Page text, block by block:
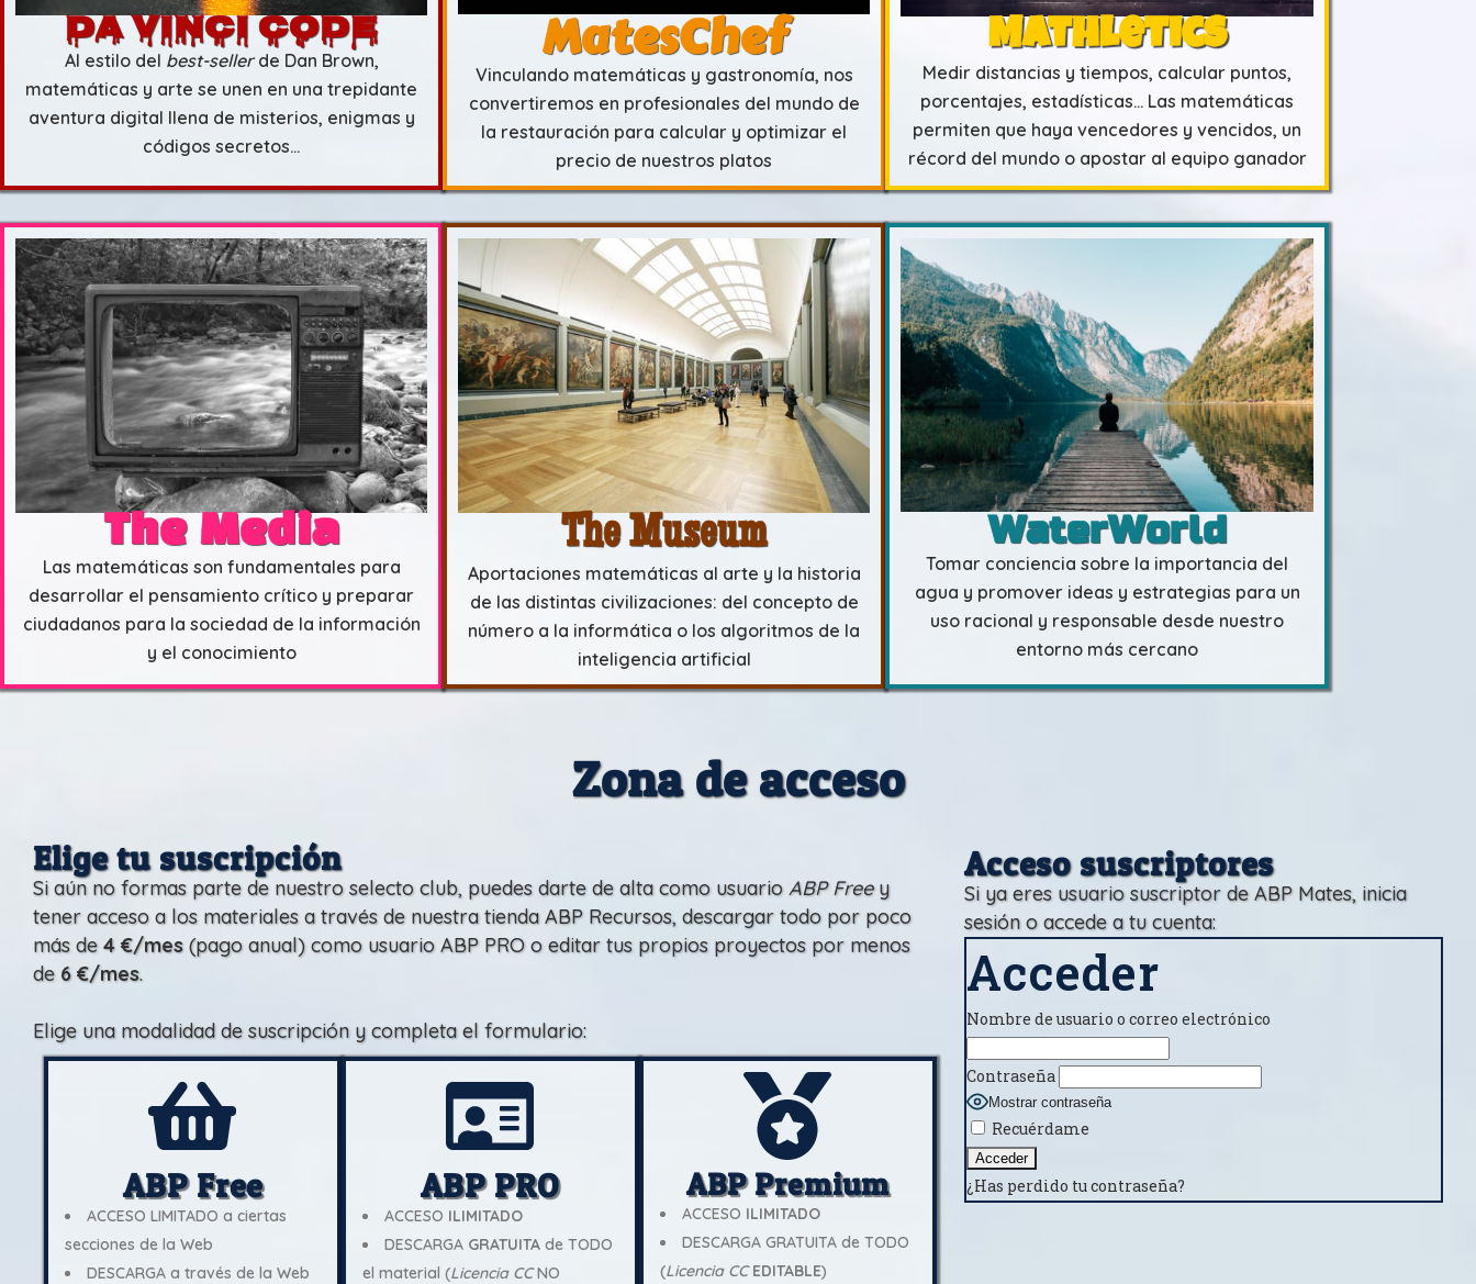
Da Vinci CODE
Al estilo del best-sellerde Dan Brown,
matemáticas y arte se unen en una trepidante
aventura digital llena de misterios, enigmas y
códigos secretos…
MatesChef
Vinculando matemáticas y gastronomía, nos
convertiremos en profesionales del mundo de
la restauración para calcular y optimizar el
precio de nuestros platos
Mathletics
Medir distancias y tiempos, calcular puntos,
porcentajes, estadísticas… Las matemáticas
permiten que haya vencedores y vencidos, un
récord del mundo o apostar al equipo ganador
The Media
Las matemáticas son fundamentales para
desarrollar el pensamiento crítico y preparar
ciudadanos para la sociedad de la información
y el conocimiento
The Museum
Aportaciones matemáticas al arte y la historia
de las distintas civilizaciones: del concepto de
número a la informática o los algoritmos de la
inteligencia artificial
WaterWorld
Tomar conciencia sobre la importancia del
agua y promover ideas y estrategias para un
uso racional y responsable desde nuestro
entorno más cercano
Zona de acceso
Elige tu suscripción
Si aún no formas parte de nuestro selecto club, puedes darte de alta como usuario ABP Freey
tener acceso a los materiales a través de nuestra tienda ABP Recursos, descargar todo por poco
más de 4 €/mes (pago anual) como usuario ABP PRO o editar tus propios proyectos por menos
de 6 €/mes.
Elige una modalidad de suscripción y completa el formulario:
ABP Free
ACCESO LIMITADO a ciertas
secciones de la Web
DESCARGA a través de la Web
ABP PRO
ACCESO ILIMITADO
DESCARGA GRATUITAde TODO
el material (Licencia CCNO
ABP Premium
ACCESO ILIMITADO
DESCARGA GRATUITA de TODO
(Licencia CC EDITABLE)
Acceso suscriptores
Si ya eres usuario suscriptor de ABP Mates, inicia
sesión o accede a tu cuenta:
Acceder
Nombre de usuario o correo electrónico
Contraseña
Mostrar contraseña
Recuérdame
¿Has perdido tu contraseña?